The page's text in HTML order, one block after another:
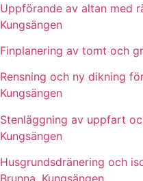
Uppförande av altan med
Kungsängen
Finplanering av tomt och
Rensning och ny dikning
Kungsängen
Stenläggning av uppfart
Kungsängen
Husgrundsdränering och